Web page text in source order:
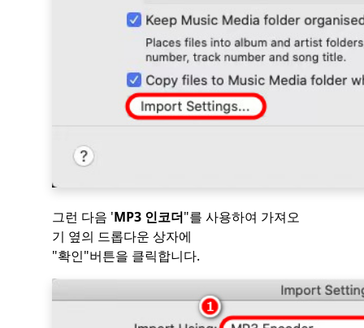
그런 다음 'MP3 인코더"를 사용하여 가져오
기 옆의 드롭다운 상자에
"확인"버튼을 클릭합니다.